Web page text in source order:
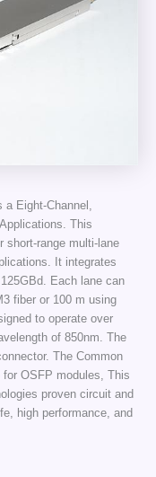
Eight-Channel,
This
short-range multi-lane
It integrates
Each lane can
fiber or 100 m using
to operate over
of 850nm. The
The Common
OSFP modules, This
proven circuit and
high performance, and